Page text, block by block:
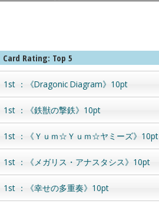
Card Rating: Top 5
1st ：《Dragonic Diagram》10pt
1st ：《鉄獣の撃鉄》10pt
1st ：《Ｙｕｍ☆Ｙｕｍ☆ヤミーズ》10pt
1st ：《メガリス・アナスタシス》10pt
1st ：《幸せの多重奏》10pt